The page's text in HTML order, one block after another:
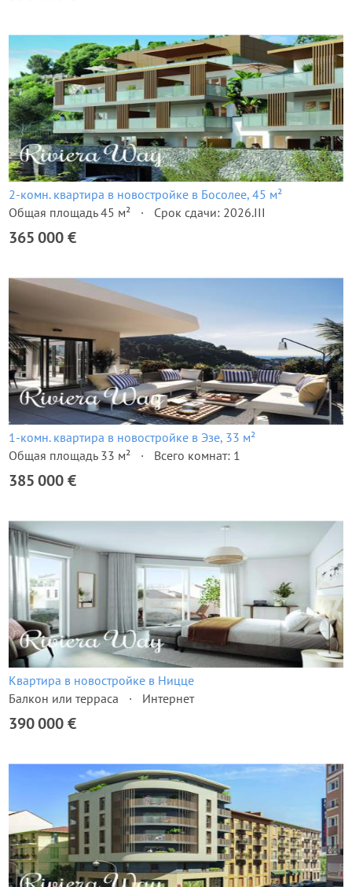
2-комн. квартира в новостройке в Босолее, 45 м²
Общая площадь 45 м²
Срок сдачи: 2026.III
365 000 €
1-комн. квартира в новостройке в Эзе, 33 м²
Общая площадь 33 м²
Всего комнат: 1
385 000 €
Квартира в новостройке в Ницце
Балкон или терраса
Интернет
390 000 €